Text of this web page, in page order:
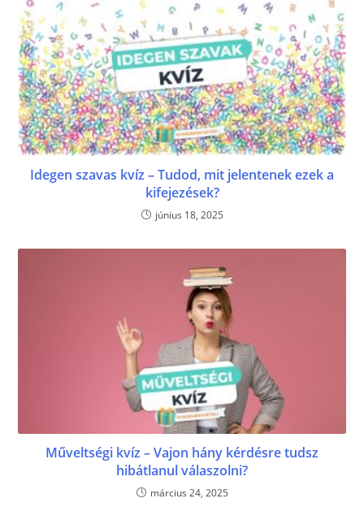
Idegen szavas kvíz – Tudod, mit jelentenek ezek a
kifejezések?
június 18, 2025
Műveltségi kvíz – Vajon hány kérdésre tudsz
hibátlanul válaszolni?
március 24, 2025